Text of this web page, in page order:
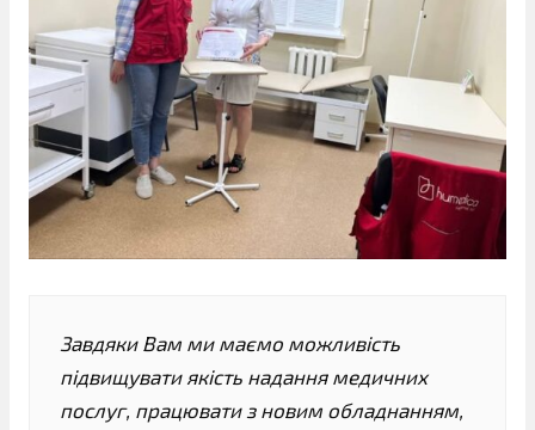
Завдяки Вам ми маємо можливість
підвищувати якість надання медичних
послуг, працювати з новим обладнанням,